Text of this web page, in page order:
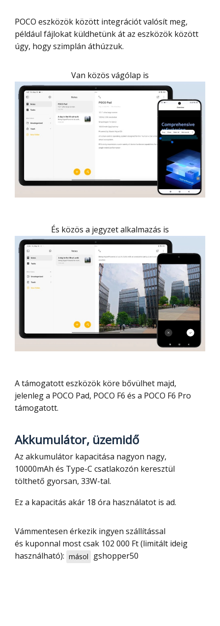
POCO eszközök között integrációt valósít meg,
például fájlokat küldhetünk át az eszközök között
úgy, hogy szimplán áthúzzuk.
Van közös vágólap is
És közös a jegyzet alkalmazás is
A támogatott eszközök köre bővülhet majd,
jelenleg a POCO Pad, POCO F6 és a POCO F6 Pro
támogatott.
Akkumulátor, üzemidő
Az akkumulátor kapacitása nagyon nagy,
10000mAh és Type-C csatlakozón keresztül
tölthető gyorsan, 33W-tal.
Ez a kapacitás akár 18 óra használatot is ad.
Vámmentesen érkezik ingyen szállítással
és kuponnal most csak 102 000 Ft (limitált ideig
használható): másol gshopper50